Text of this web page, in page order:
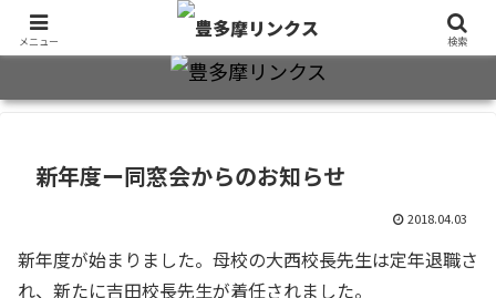
旧制十三中・都立豊多摩高卒業生2万7千人のための同窓会公式サイト
新年度ー同窓会からのお知らせ
2018.04.03
新年度が始まりました。母校の大西校長先生は定年退職さ
れ、新たに吉田校長先生が着任されました。
メニュー 検索